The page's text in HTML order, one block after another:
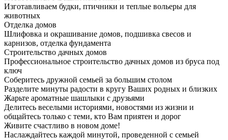
Изготавливаем будки, птичники и теплые вольеры для
животных
Отделка домов
Шлифовка и окрашивание домов, подшивка свесов и
карнизов, отделка фундамента
Строительство дачных домов
Профессиональное строительство дачных домов из бруса под
ключ
Соберитесь дружной семьей за большим столом
Разделите минуты радости в кругу Ваших родных и близких
Жарьте ароматные шашлыки с друзьями
Делитесь веселыми историями, новостями из жизни и
общайтесь только с теми, кто Вам приятен и дорог
Живите счастливо в новом доме!
Наслаждайтесь каждой минутой, проведенной с семьей